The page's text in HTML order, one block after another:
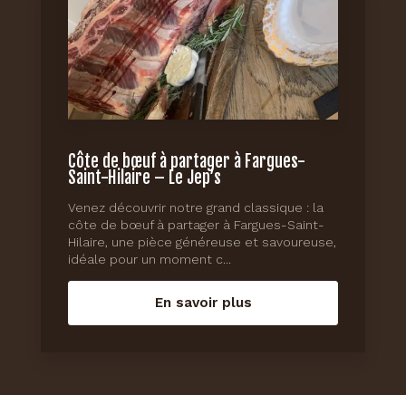
Côte de bœuf à partager à Fargues-
Saint-Hilaire – Le Jep’s
Venez découvrir notre grand classique : la
côte de bœuf à partager à Fargues-Saint-
Hilaire, une pièce généreuse et savoureuse,
idéale pour un moment c...
En savoir plus